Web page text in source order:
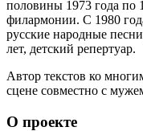
половины 1973 года по
филармонии. С 1980
русские народные
лет, детский репертуар.
Автор текстов ко
сцене совместно с
О проекте